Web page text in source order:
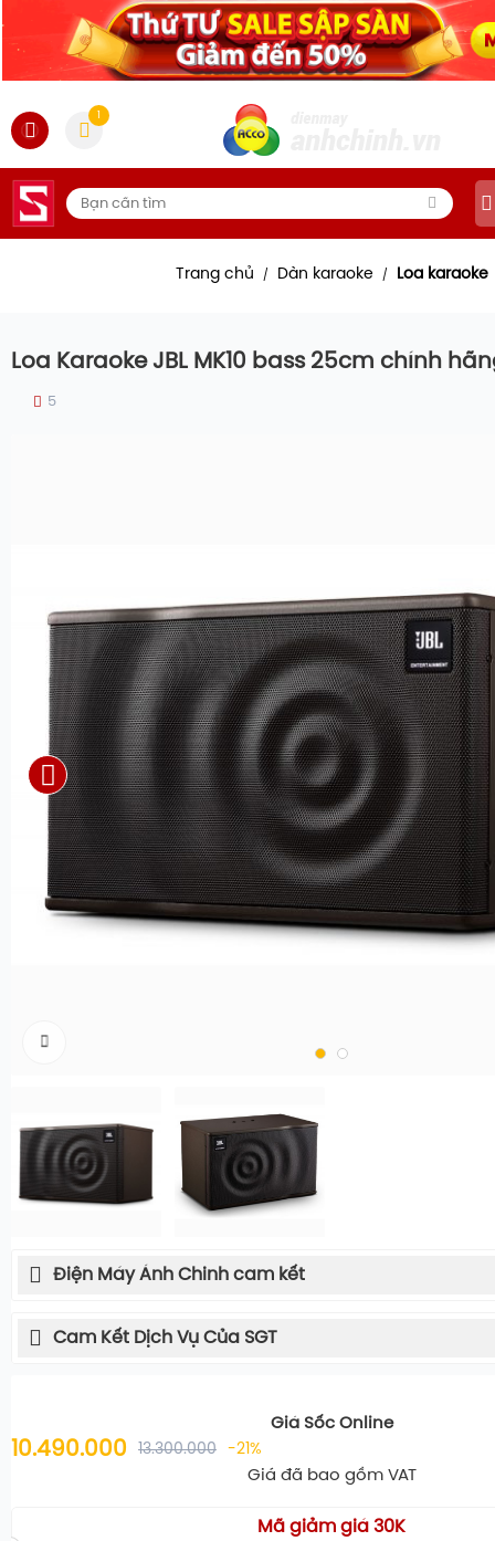
Trang chủ / Dàn karaoke / Loa karaoke
Loa Karaoke JBL MK10 bass 25cm chính
5
Điện Máy Ánh Chinh cam kết
Cam Kết Dịch Vụ Của SGT
Giá Sốc Online
10.490.000 13.300.000 -21%
Giá đã bao gồm VAT
Mã giảm giá 30K